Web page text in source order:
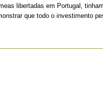
libertadas em Portugal,
que todo o investimento